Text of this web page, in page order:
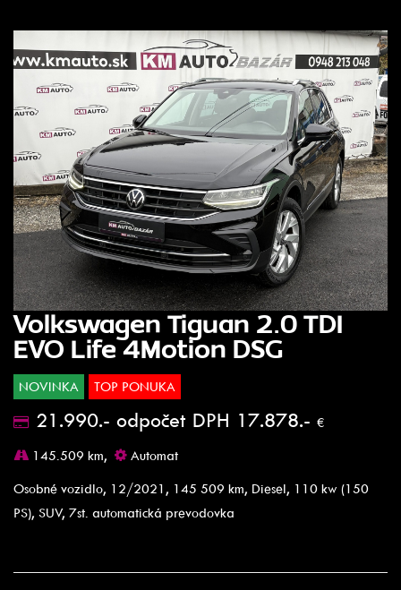
Volkswagen Tiguan 2.0 TDI
EVO Life 4Motion DSG
NOVINKA TOP PONUKA
21.990.- odpočet DPH 17.878.- €
145.509 km,
Automat
Osobné vozidlo, 12/2021, 145 509 km, Diesel, 110 kw (150
PS), SUV, 7st. automatická prevodovka